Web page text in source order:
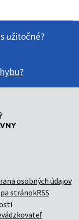
užitočné?
osobných údajov
stránokRSS